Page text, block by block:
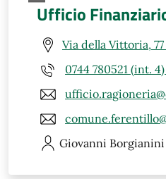
Ufficio
Via della Vittoria,
0744 780521 (int.
Giovanni Borgianini